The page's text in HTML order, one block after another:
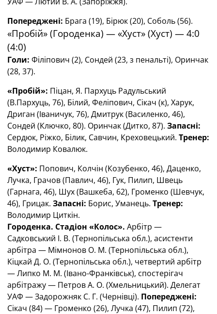
Попереджені: Брага (19), Бірюк (20), Соболь (56).
«Пробій» (Городенка) — «Хуст» (Хуст) — 4:0
(4:0)
Голи: Філіпович (2), Сондей (23, з пенальті), Оринчак
(28, 37).
«Пробій»: Піцан, Я. Пархуць Радульський
(В.Пархуць, 76), Білий, Феліпович, Сікач (к), Харук,
Дриган (Іваничук, 76), Дмитрук (Василенко, 46),
Сондей (Ключко, 80). Оринчак (Дитко, 87). Запасні:
Сердюк, Ріжко, Білик, Савчин, Креховецький. Тренер:
Володимир Ковалюк.
«Хуст»: Попович, Колчін (Козубенко, 46), Даценко,
Лучка, Грачов (Павлич, 46), Гук, Пилип, Швець
(Гарнага, 46), Шух (Вашкеба, 62), Громенко (Шевчук,
46), Грицак. Запасні: Борис, Уманець. Тренер:
Володимир Циткін.
Городенка. Стадіон «Колос». Арбітр —
Садковський І. В. (Тернопільська обл.), асистенти
арбітра — Мімнонов О. М. (Тернопільська обл.),
Кіцкай Д. О. (Тернопільська обл.), четвертий арбітр
— Липко М. М. (Івано-Франківськ), спостерігач
арбітражу — Петров А. О. (Хмельницький). Делегат
УАФ — Задорожняк С. Г. (Чернівці). Попереджені:
Сікач (84) — Громенко (26), Лучка (47), Пилип (72),